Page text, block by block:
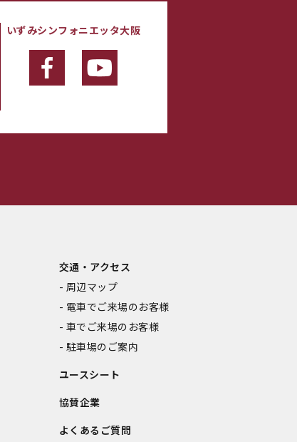
いずみシンフォニエッタ大阪
交通・アクセス
周辺マップ
電車でご来場のお客様
車でご来場のお客様
駐車場のご案内
ユースシート
協賛企業
よくあるご質問